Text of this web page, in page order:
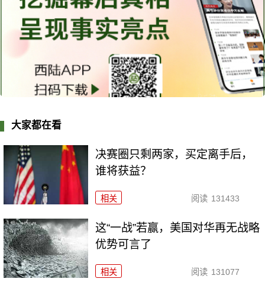
大家都在看
决赛圈只剩两家，买定离手后，
谁将获益？
相关 阅读 131433
这“一战”若赢，美国对华再无战略
优势可言了
相关 阅读 131077